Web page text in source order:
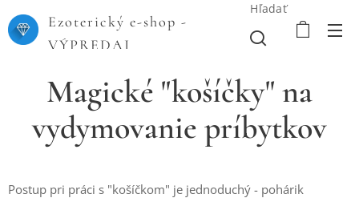
Ezoterický e-shop -
VÝPREDAJ
Hľadať
Magické "košíčky" na
vydymovanie príbytkov
Postup pri práci s "košíčkom" je jednoduchý - pohárik